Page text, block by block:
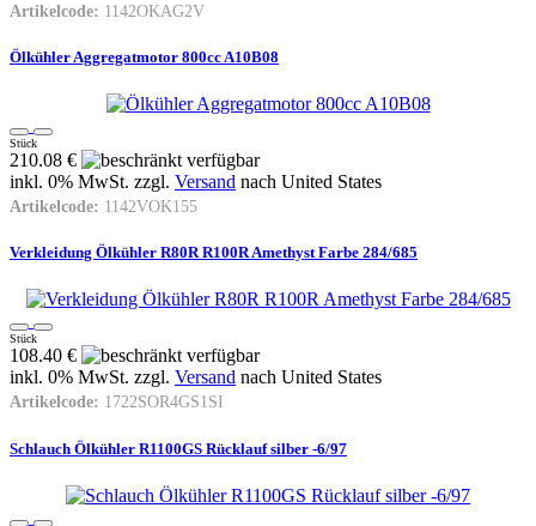
Artikelcode: 1142OKAG2V
Ölkühler Aggregatmotor 800cc A10B08
Stück
210.08 €
inkl. 0% MwSt. zzgl. Versand nach United States
Artikelcode: 1142VOK155
Verkleidung Ölkühler R80R R100R Amethyst Farbe 284/685
Stück
108.40 €
inkl. 0% MwSt. zzgl. Versand nach United States
Artikelcode: 1722SOR4GS1SI
Schlauch Ölkühler R1100GS Rücklauf silber -6/97